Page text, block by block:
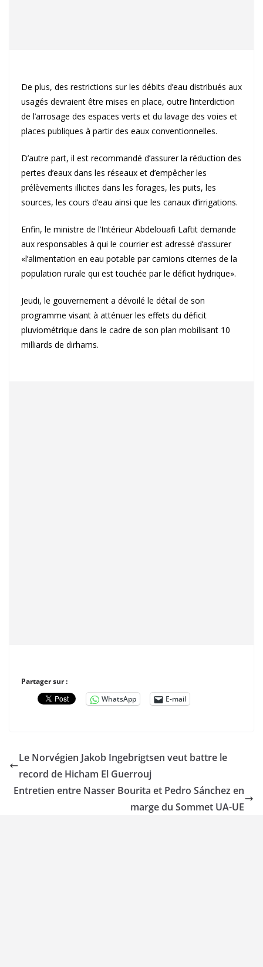
De plus, des restrictions sur les débits d’eau distribués aux
usagés devraient être mises en place, outre l’interdiction
de l’arrosage des espaces verts et du lavage des voies et
places publiques à partir des eaux conventionnelles.
D’autre part, il est recommandé d’assurer la réduction des
pertes d’eaux dans les réseaux et d’empêcher les
prélèvements illicites dans les forages, les puits, les
sources, les cours d’eau ainsi que les canaux d’irrigations.
Enfin, le ministre de l’Intérieur Abdelouafi Laftit demande
aux responsables à qui le courrier est adressé d’assurer
«l’alimentation en eau potable par camions citernes de la
population rurale qui est touchée par le déficit hydrique».
Jeudi, le gouvernement a dévoilé le détail de son
programme visant à atténuer les effets du déficit
pluviométrique dans le cadre de son plan mobilisant 10
milliards de dirhams.
Partager sur :
WhatsApp
E-mail
Le Norvégien Jakob Ingebrigtsen veut battre le
record de Hicham El Guerrouj
Entretien entre Nasser Bourita et Pedro Sánchez en
marge du Sommet UA-UE